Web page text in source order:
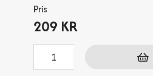
Pris
209 KR
Antal